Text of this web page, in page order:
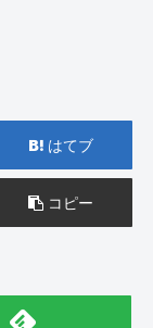
はてブ
コピー